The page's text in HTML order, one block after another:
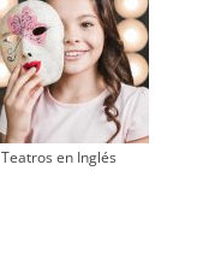
Teatros en Inglés